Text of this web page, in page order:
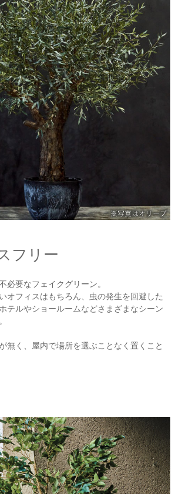
フリー
必要なフェイクグリーン。
オフィスはもちろん、虫の発生を回避した
テルやショールームなどさまざまなシーン
無く、屋内で場所を選ぶことなく置くこと